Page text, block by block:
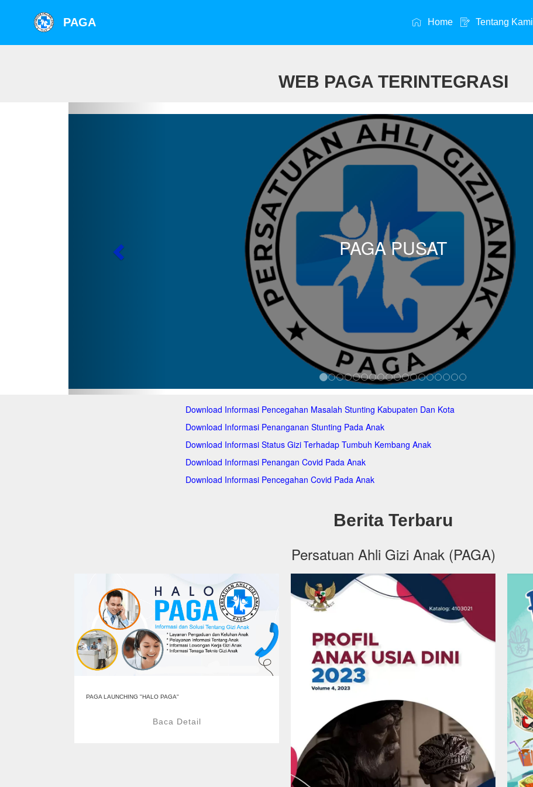
PAGA Home Tentang Kami
WEB PAGA TERINTEGRASI
PAGA PUSAT
Previous
Download Informasi Pencegahan Masalah Stunting Kabupaten Dan Kota
Download Informasi Penanganan Stunting Pada Anak
Download Informasi Status Gizi Terhadap Tumbuh Kembang Anak
Download Informasi Penangan Covid Pada Anak
Download Informasi Pencegahan Covid Pada Anak
Berita Terbaru
Persatuan Ahli Gizi Anak (PAGA)
PAGA LAUNCHING "HALO PAGA"
Baca Detail